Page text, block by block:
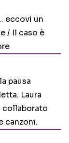
eccovi un
/ Il caso è
pausa
Laura
collaborato
canzoni.